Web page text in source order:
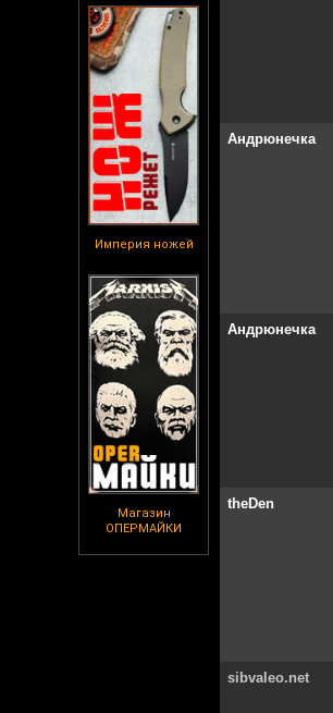
Империя ножей
Магазин
ОПЕРМАЙКИ
Андрюнечка
Андрюнечка
theDen
sibvaleo.net